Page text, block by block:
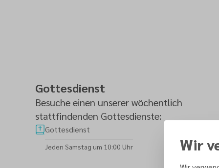
Gottesdienst
Besuche einen unserer wöchentlich
stattfindenden Gottesdienste:
Gottesdienst
Jeden Samstag um 10:00 Uhr Wir